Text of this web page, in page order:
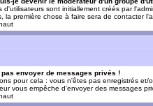
d'utilisateurs sont initiallement créés par
la première chose à faire sera de contacter
pas envoyer de messages privés !
pour cela : vous n'êtes pas enregistrés
vous empêche d'envoyer des messages